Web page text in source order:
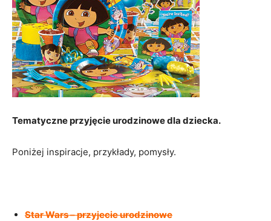
Tematyczne przyjęcie urodzinowe dla dziecka.
Poniżej inspiracje, przykłady, pomysły.
Star Wars – przyjecie urodzinowe